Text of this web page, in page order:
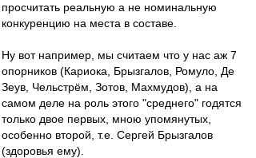
просчитать реальную а не номинальную
конкуренцию на места в составе.
Ну вот например, мы считаем что у нас аж 7
опорников (Кариока, Брызгалов, Ромуло, Де
Зеув, Чельстрём, Зотов, Махмудов), а на
самом деле на роль этого "среднего" годятся
только двое первых, мною упомянутых,
особенно второй, т.е. Сергей Брызгалов
(здоровья ему).